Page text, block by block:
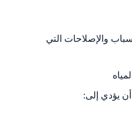
والإصلاحات التي
يؤدي إلى: